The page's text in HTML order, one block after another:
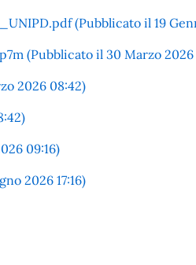
(Pubblicato il 19
(Pubblicato il 30 Marzo 2026
2026 08:42)
09:16)
2026 17:16)